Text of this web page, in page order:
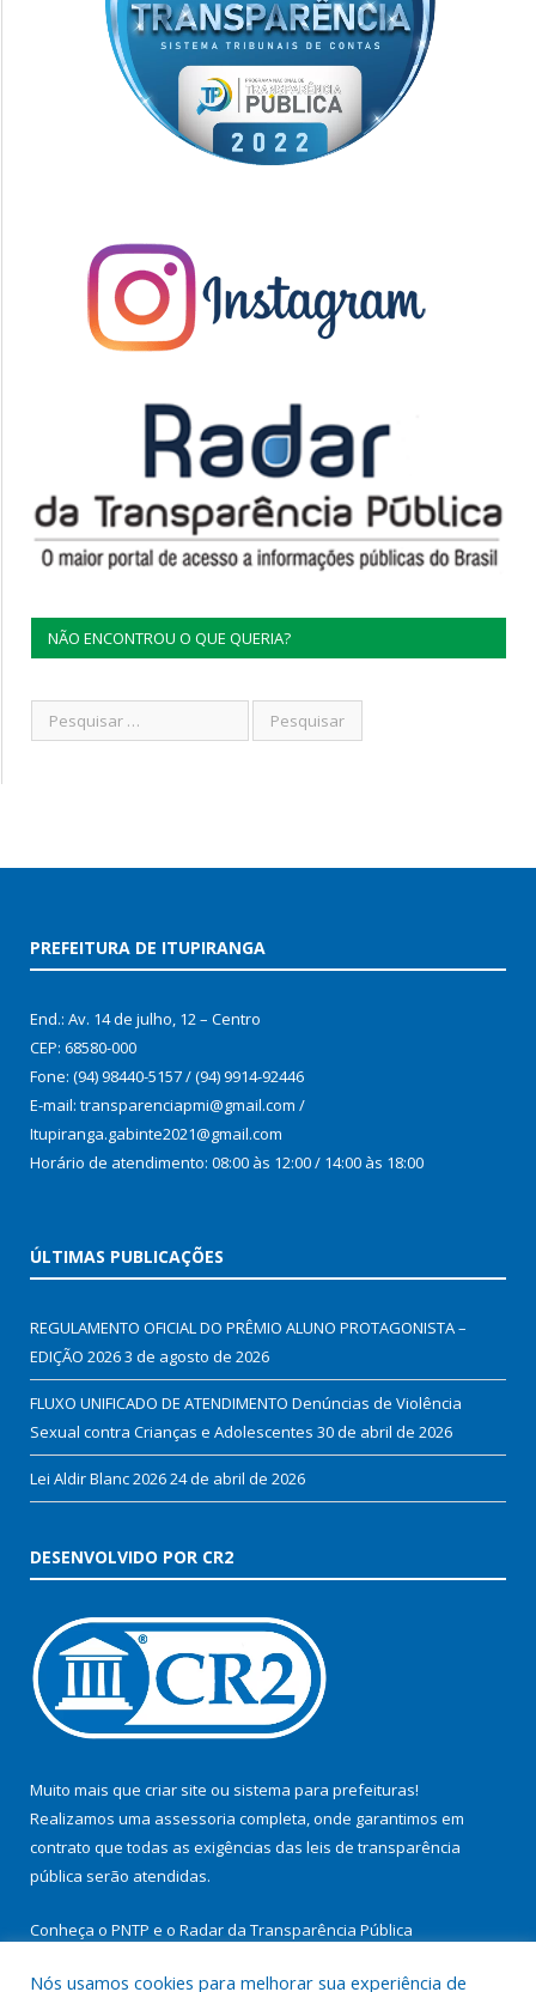
NÃO ENCONTROU O QUE QUERIA?
PREFEITURA DE ITUPIRANGA
End.: Av. 14 de julho, 12 – Centro
CEP: 68580-000
Fone: (94) 98440-5157 / (94) 9914-92446
E-mail: transparenciapmi@gmail.com /
Itupiranga.gabinte2021@gmail.com
Horário de atendimento: 08:00 às 12:00 / 14:00 às 18:00
ÚLTIMAS PUBLICAÇÕES
REGULAMENTO OFICIAL DO PRÊMIO ALUNO PROTAGONISTA –
EDIÇÃO 20263 de agosto de 2026
FLUXO UNIFICADO DE ATENDIMENTO Denúncias de Violência
Sexual contra Crianças e Adolescentes 30 de abril de 2026
Lei Aldir Blanc 202624 de abril de 2026
DESENVOLVIDO POR CR2
Muito mais que criar site ou sistema para prefeituras!
Realizamos uma assessoria completa, onde garantimos em
contrato que todas as exigências das leis de transparência
pública serão atendidas.
Conheça o PNTP e o Radar da Transparência Pública
Nós usamos cookies para melhorar sua experiência de